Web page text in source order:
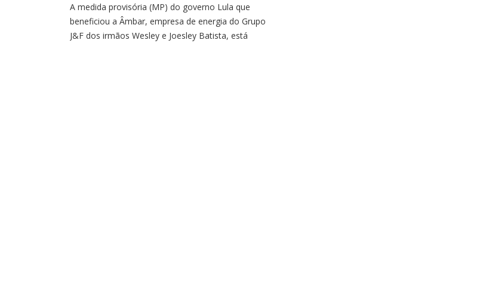
A medida provisória (MP) do governo Lula que
beneficiou a Âmbar, empresa de energia do Grupo
J&F dos irmãos Wesley e Joesley Batista, está